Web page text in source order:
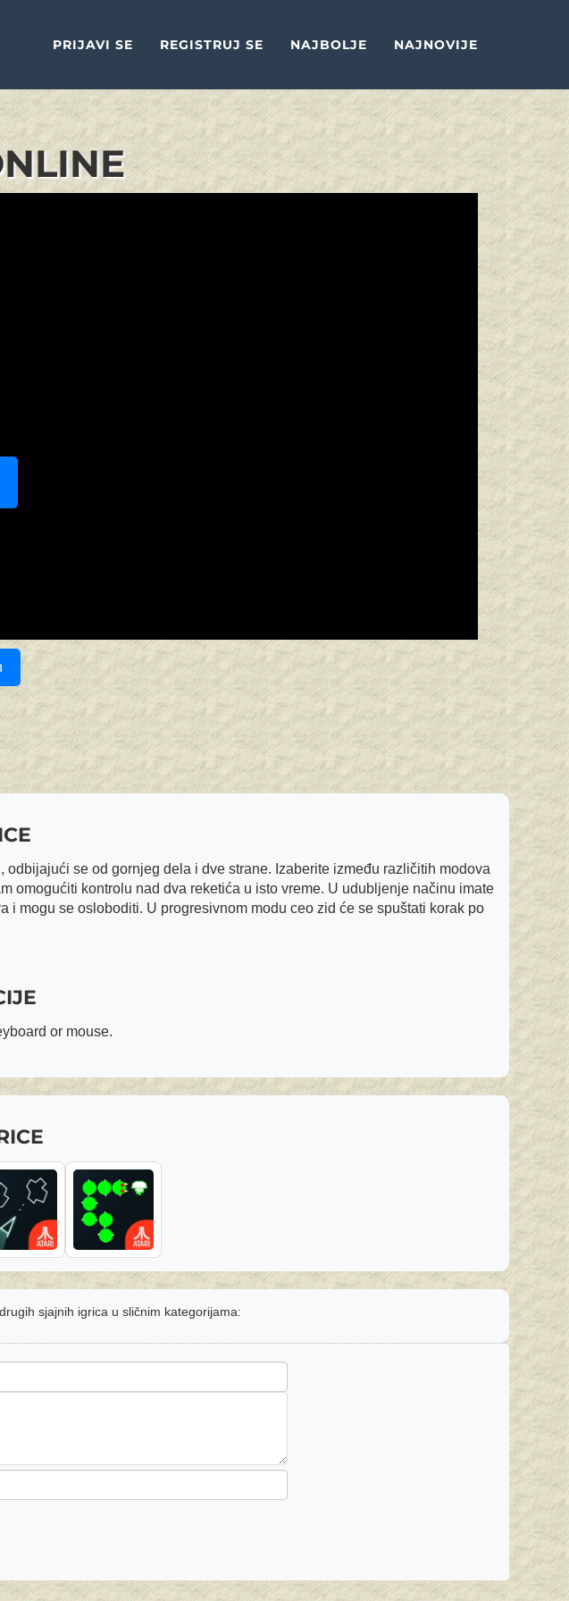
PRIJAVI SE REGISTRUJ SE NAJBOLJE NAJNOVIJE
se od gornjeg dela i dve strane. Izaberite između različitih modova
omogućiti kontrolu nad dva reketića u isto vreme. U udubljenje načinu imate
mogu se osloboditi. U progresivnom modu ceo zid će se spuštati korak po
or mouse.
sjajnih igrica u sličnim kategorijama: